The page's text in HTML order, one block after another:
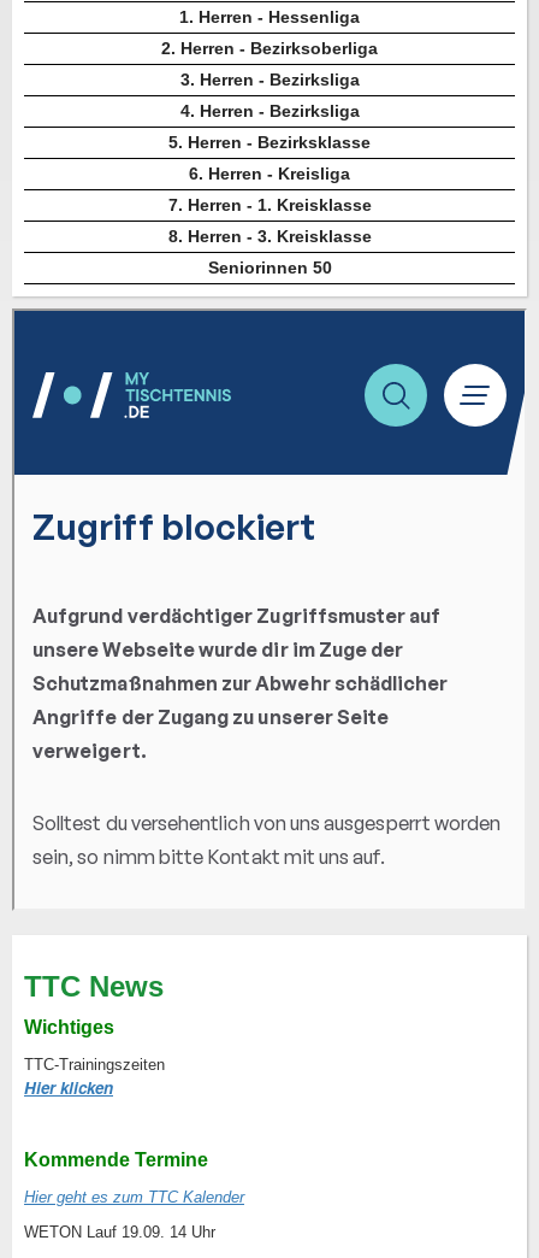
1. Herren - Hessenliga
2. Herren - Bezirksoberliga
3. Herren - Bezirksliga
4. Herren - Bezirksliga
5. Herren - Bezirksklasse
6. Herren - Kreisliga
7. Herren - 1. Kreisklasse
8. Herren - 3. Kreisklasse
Seniorinnen 50
TTC News
Wichtiges
TTC-Trainingszeiten
Hier klicken
Kommende Termine
Hier geht es zum TTC Kalender
WETON Lauf 19.09. 14 Uhr